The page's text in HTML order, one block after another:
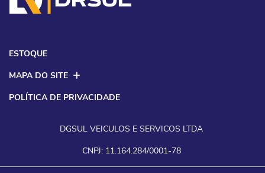
ESTOQUE
MAPA DO SITE
POLÍTICA DE PRIVACIDADE
DGSUL VEICULOS E SERVICOS LTDA
CNPJ: 11.164.284/0001-78